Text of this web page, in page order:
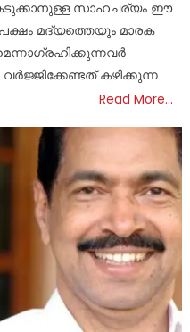
സാഹചര്യം ഈ
മദ്യത്തെയും മാരക
കഴിക്കുന്ന
Read More…